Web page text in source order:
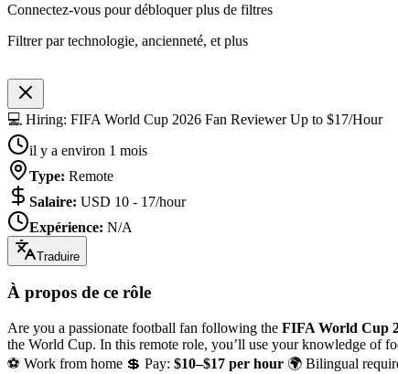
Connectez-vous pour débloquer plus de filtres
Filtrer par technologie, ancienneté, et plus
💻 Hiring: FIFA World Cup 2026 Fan Reviewer Up to $17/Hour
il y a environ 1 mois
Type: Remote
Salaire: USD 10 - 17/hour
Expérience: N/A
Traduire
À propos de ce rôle
Are you a passionate football fan following the FIFA World Cup
the World Cup. In this remote role, you’ll use your knowledge of
⚽ Work from home 💲 Pay: $10–$17 per hour 🌍 Bilingual